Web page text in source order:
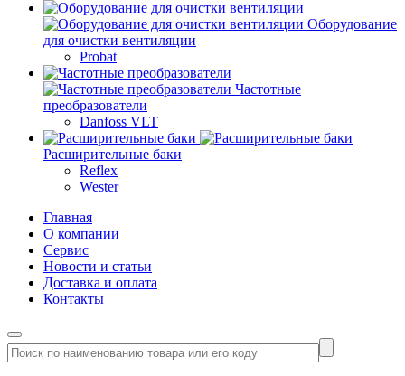
Оборудование
для очистки вентиляции
Probat
Частотные
преобразователи
Danfoss VLT
Расширительные баки
Reflex
Wester
Главная
О компании
Сервис
Новости и статьи
Доставка и оплата
Контакты